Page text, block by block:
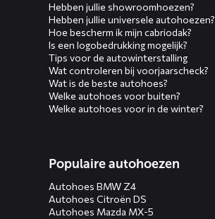
Hebben jullie showroomhoezen?
Hebben jullie universele autohoezen?
Hoe bescherm ik mijn cabriodak?
Is een logobedrukking mogelijk?
Tips voor de autowinterstalling
Wat controleren bij voorjaarscheck?
Wat is de beste autohoes?
Welke autohoes voor buiten?
Welke autohoes voor in de winter?
Populaire autohoezen
Autohoes BMW Z4
Autohoes Citroën DS
Autohoes Mazda MX-5